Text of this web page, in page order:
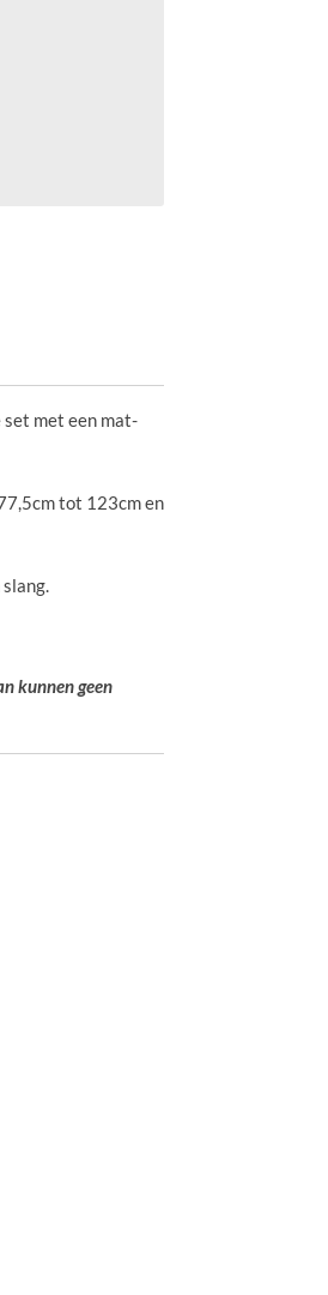
met een mat-
tot 123cm en
kunnen geen